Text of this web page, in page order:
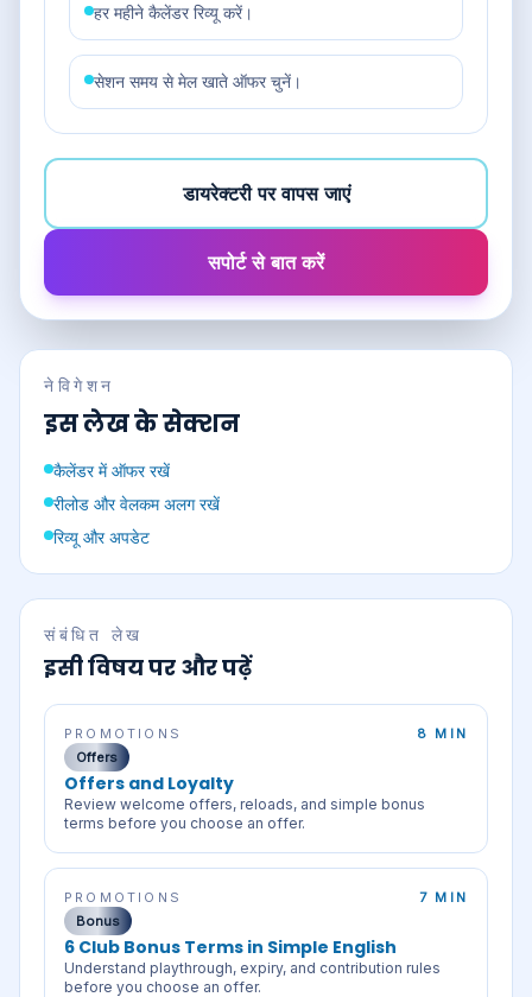
हर महीने कैलेंडर रिव्यू करें।
सेशन समय से मेल खाते ऑफर चुनें।
डायरेक्टरी पर वापस जाएं
सपोर्ट से बात करें
नेविगेशन
इस लेख के सेक्शन
कैलेंडर में ऑफर रखें
रीलोड और वेलकम अलग रखें
रिव्यू और अपडेट
संबंधित लेख
इसी विषय पर और पढ़ें
PROMOTIONS
8 MIN
Offers
Offers and Loyalty
Review welcome offers, reloads, and simple bonus
terms before you choose an offer.
PROMOTIONS
7 MIN
Bonus
6 Club Bonus Terms in Simple English
Understand playthrough, expiry, and contribution rules
before you choose an offer.